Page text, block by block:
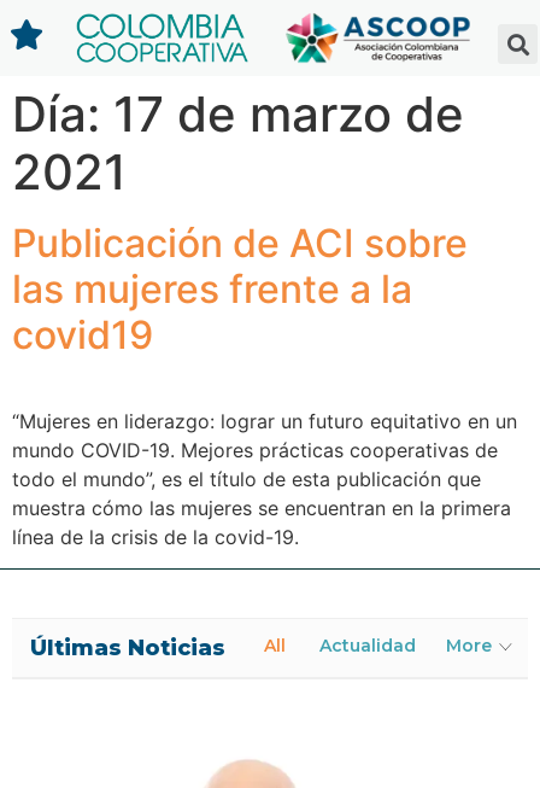
Día: 17 de marzo de
2021
Publicación de ACI sobre
las mujeres frente a la
covid19
“Mujeres en liderazgo: lograr un futuro equitativo en un
mundo COVID-19. Mejores prácticas cooperativas de
todo el mundo”, es el título de esta publicación que
muestra cómo las mujeres se encuentran en la primera
línea de la crisis de la covid-19.
Últimas Noticias All Actualidad More